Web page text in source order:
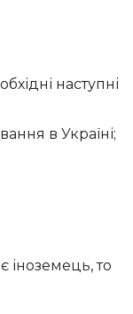
наступні
в Україні;
іноземець, то